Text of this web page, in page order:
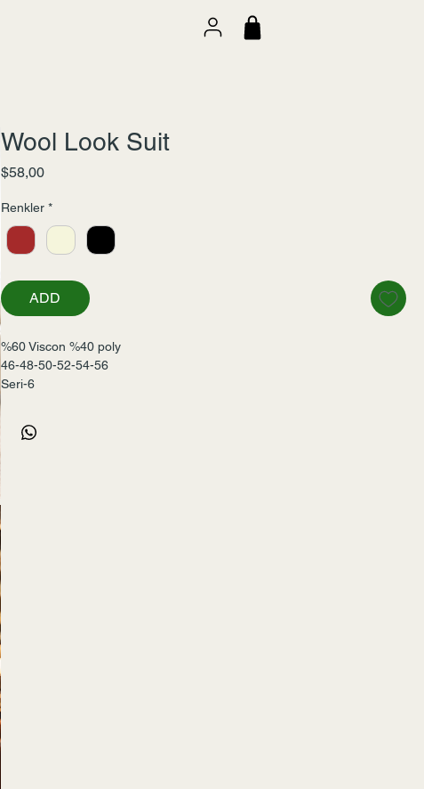
Wool Look Suit
$58,00Fiyat
Renkler *
ADD
%60 Viscon %40 poly
46-48-50-52-54-56
Seri-6